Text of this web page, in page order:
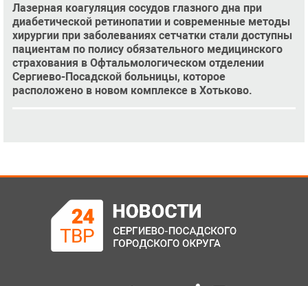
Лазерная коагуляция сосудов глазного дна при
диабетической ретинопатии и современные методы
хирургии при заболеваниях сетчатки стали доступны
пациентам по полису обязательного медицинского
страхования в Офтальмологическом отделении
Сергиево-Посадской больницы, которое
расположено в новом комплексе в Хотьково.